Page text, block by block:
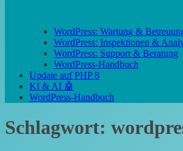
WordPress: Wartung &
WordPress: Inspektionen &
WordPress: Support & Beratung
WordPress-Handbuch
Update auf PHP 8
KI & AI 🤖
WordPress-Handbuch
Schlagwort: